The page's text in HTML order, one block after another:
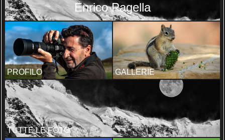
Enrico Pagella
PROFILO GALLERIE
TUTTE LE FOTO